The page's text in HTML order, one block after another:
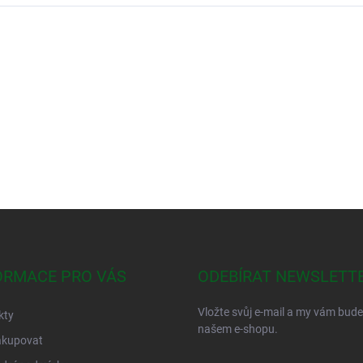
PRO VÁS ODEBÍRAT
Vložte svůj e-mail a my vám
našem e-shopu.